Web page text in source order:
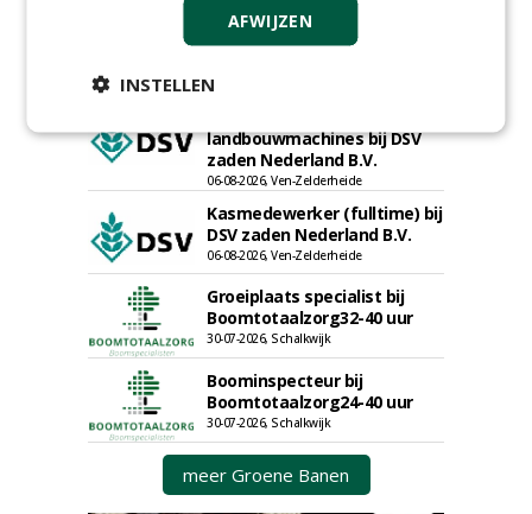
Export Manager bij PERFECT -
Van Wamel (fulltime)
Proefveldmedewerker/
landbouwmachines bij DSV
zaden Nederland B.V.
06-08-2026, Ven-Zelderheide
Kasmedewerker (fulltime) bij
DSV zaden Nederland B.V.
06-08-2026, Ven-Zelderheide
Groeiplaats specialist bij
Boomtotaalzorg32-40 uur
30-07-2026, Schalkwijk
Boominspecteur bij
Boomtotaalzorg24-40 uur
30-07-2026, Schalkwijk
meer Groene Banen
AFWIJZEN
INSTELLEN